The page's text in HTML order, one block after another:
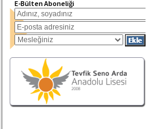
E-Bülten Aboneliği